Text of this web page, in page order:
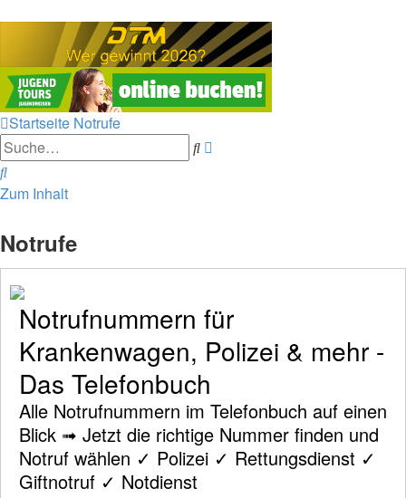
Startseite Notrufe
Suche
Suche
Zum Inhalt
Notrufe
Notrufnummern für
Krankenwagen, Polizei & mehr -
Das Telefonbuch
Alle Notrufnummern im Telefonbuch auf einen
Blick ➟ Jetzt die richtige Nummer finden und
Notruf wählen ✓ Polizei ✓ Rettungsdienst ✓
Giftnotruf ✓ Notdienst